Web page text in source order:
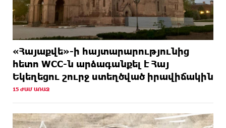
«Հայաքվե»-ի հայտարարությունից
հետո WCC-ն արձագանքել է Հայ
Եկեղեցու շուրջ ստեղծված իրավիճակին
15 ԺԱՄ ԱՌԱՋ